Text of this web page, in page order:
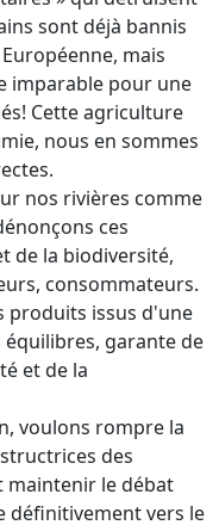
sont déjà bannis
mais
imparable pour une
Cette agriculture
nous en sommes
nos rivières comme
ces
de la biodiversité,
consommateurs.
produits issus d'une
garante de
et de la
voulons rompre la
des
maintenir le débat
définitivement vers le